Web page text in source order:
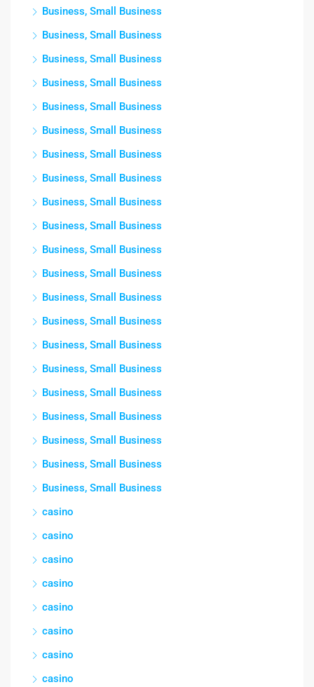
Business, Small Business
Business, Small Business
Business, Small Business
Business, Small Business
Business, Small Business
Business, Small Business
Business, Small Business
Business, Small Business
Business, Small Business
Business, Small Business
Business, Small Business
Business, Small Business
Business, Small Business
Business, Small Business
Business, Small Business
Business, Small Business
Business, Small Business
Business, Small Business
Business, Small Business
Business, Small Business
Business, Small Business
casino
casino
casino
casino
casino
casino
casino
casino